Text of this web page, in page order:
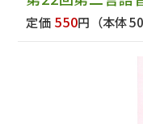
定価 550円 （本体